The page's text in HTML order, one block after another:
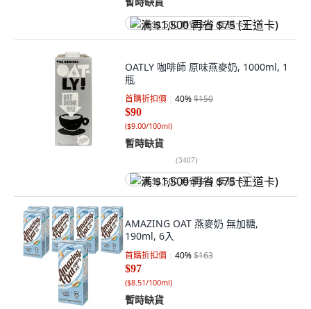
满 $1,500 再省 $75 (王道卡)
OATLY 咖啡師 原味燕麥奶, 1000ml, 1
瓶
首購折扣價 40%$150
$90
($9.00/100ml)
暫時缺貨
(3407)
满 $1,500 再省 $75 (王道卡)
AMAZING OAT 燕麥奶 無加糖,
190ml, 6入
首購折扣價 40%$163
$97
($8.51/100ml)
暫時缺貨